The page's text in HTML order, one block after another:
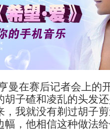
曼在赛后记者会上的
胡子碴和凌乱的头发
，我就没有剃过胡子
幅，他相信这种做法